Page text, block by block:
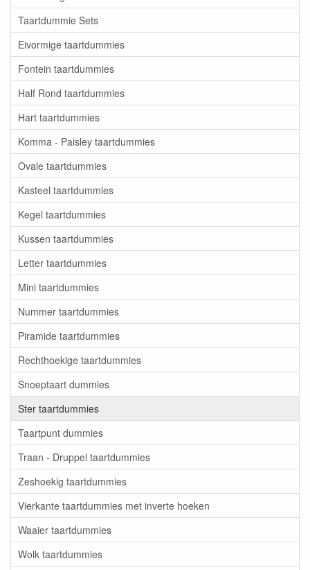
Taartdummie Sets
Eivormige taartdummies
Fontein taartdummies
Half Rond taartdummies
Hart taartdummies
Komma - Paisley taartdummies
Ovale taartdummies
Kasteel taartdummies
Kegel taartdummies
Kussen taartdummies
Letter taartdummies
Mini taartdummies
Nummer taartdummies
Piramide taartdummies
Rechthoekige taartdummies
Snoeptaart dummies
Ster taartdummies
Taartpunt dummies
Traan - Druppel taartdummies
Zeshoekig taartdummies
Vierkante taartdummies met inverte hoeken
Waaier taartdummies
Wolk taartdummies